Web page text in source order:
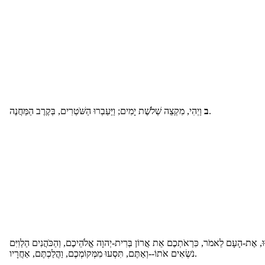
בוַיְהִי, מִקְצֵה שְׁלֹשֶׁת יָמִים; וַיַּעַבְרוּ הַשֹּׁטְרִים, בְּקֶרֶב הַמַּחֲנֶה.
אֶת-הָעָם לֵאמֹר, כִּרְאֹתְכֶם אֵת אֲרוֹן בְּרִית-יְהוָה אֱלֹהֵיכֶם, וְהַכֹּהֲנִים הַלְוִיִּם
נֹשְׂאִים אֹתוֹ--וְאַתֶּם, תִּסְעוּ מִמְּקוֹמְכֶם, וַהֲלַכְתֶּם, אַחֲרָיו.